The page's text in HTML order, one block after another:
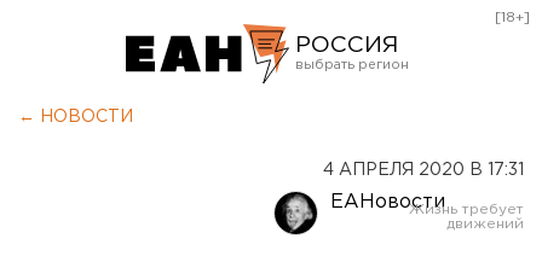
РОССИЯ
Оренбург
[18+]
← НОВОСТИ
4 АПРЕЛЯ 2020 В 17:31
ЕАНовости